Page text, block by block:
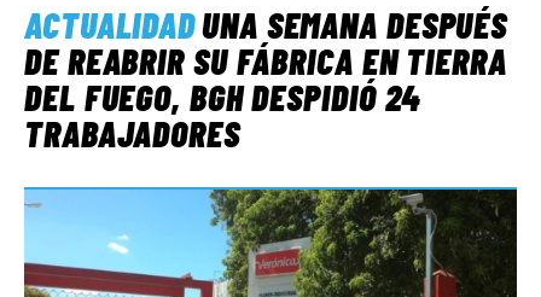
ACTUALIDADUNA SEMANA DESPUÉS
DE REABRIR SU FÁBRICA EN TIERRA
DEL FUEGO, BGH DESPIDIÓ 24
TRABAJADORES